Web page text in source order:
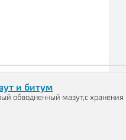
и битум
обводненный мазут,с хранения